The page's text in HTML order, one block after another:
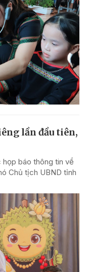
lần đầu tiên,
báo thông tin về
Chủ tịch UBND tỉnh